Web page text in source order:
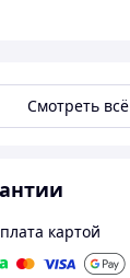
(Concave)
Смотреть всё
картой